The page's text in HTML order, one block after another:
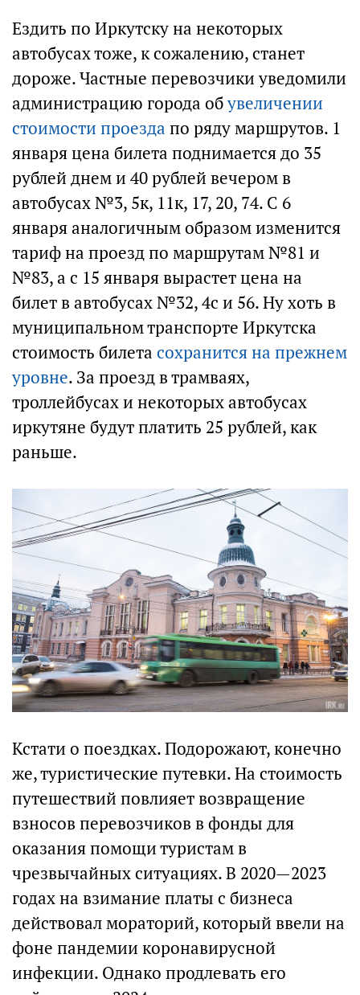
Ездить по Иркутску на некоторых
автобусах тоже, к сожалению, станет
дороже. Частные перевозчики уведомили
администрацию города обувеличении
стоимости проезда по ряду маршрутов. 1
января цена билета поднимается до 35
рублей днем и 40 рублей вечером в
автобусах №3, 5к, 11к, 17, 20, 74. С 6
января аналогичным образом изменится
тариф на проезд по маршрутам №81 и
№83, а с 15 января вырастет цена на
билет в автобусах №32, 4с и 56. Ну хоть в
муниципальном транспорте Иркутска
стоимость билета сохранится на прежнем
уровне. За проезд в трамваях,
троллейбусах и некоторых автобусах
иркутяне будут платить 25 рублей, как
раньше.
Кстати о поездках. Подорожают, конечно
же, туристические путевки. На стоимость
путешествий повлияет возвращение
взносов перевозчиков в фонды для
оказания помощи туристам в
чрезвычайных ситуациях. В 2020—2023
годах на взимание платы с бизнеса
действовал мораторий, который ввели на
фоне пандемии коронавирусной
инфекции. Однако продлевать его